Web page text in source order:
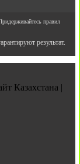
правил
результат.
Казахстана |